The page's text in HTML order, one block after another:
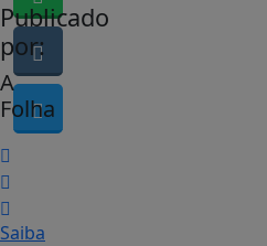
Publicado
por:
A
Folha
Saiba